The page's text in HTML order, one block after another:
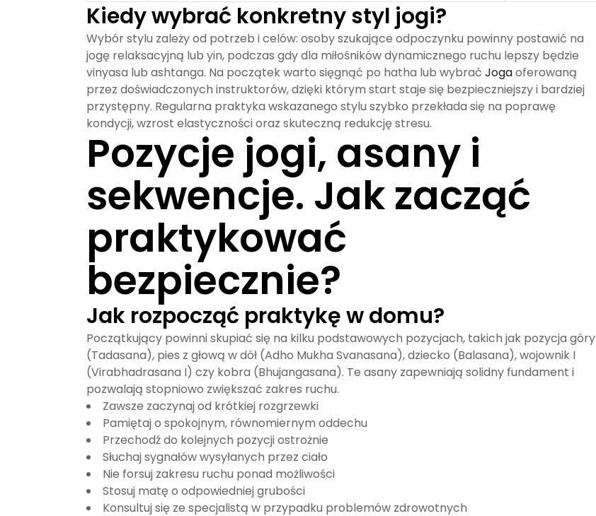
Kiedy wybrać konkretny styl jogi?
Wybór stylu zależy od potrzeb i celów: osoby szukające odpoczynku powinny postawić na
jogę relaksacyjną lub yin, podczas gdy dla miłośników dynamicznego ruchu lepszy będzie
vinyasa lub ashtanga. Na początek warto sięgnąć po hatha lub wybrać Jogaoferowaną
przez doświadczonych instruktorów, dzięki którym start staje się bezpieczniejszy i bardziej
przystępny. Regularna praktyka wskazanego stylu szybko przekłada się na poprawę
kondycji, wzrost elastyczności oraz skuteczną redukcję stresu.
Pozycje jogi, asany i
sekwencje. Jak zacząć
praktykować
bezpiecznie?
Jak rozpocząć praktykę w domu?
Początkujący powinni skupiać się na kilku podstawowych pozycjach, takich jak pozycja góry
(Tadasana), pies z głową w dół (Adho Mukha Svanasana), dziecko (Balasana), wojownik I
(Virabhadrasana I) czy kobra (Bhujangasana). Te asany zapewniają solidny fundament i
pozwalają stopniowo zwiększać zakres ruchu.
Zawsze zaczynaj od krótkiej rozgrzewki
Pamiętaj o spokojnym, równomiernym oddechu
Przechodź do kolejnych pozycji ostrożnie
Słuchaj sygnałów wysyłanych przez ciało
Nie forsuj zakresu ruchu ponad możliwości
Stosuj matę o odpowiedniej grubości
Konsultuj się ze specjalistą w przypadku problemów zdrowotnych